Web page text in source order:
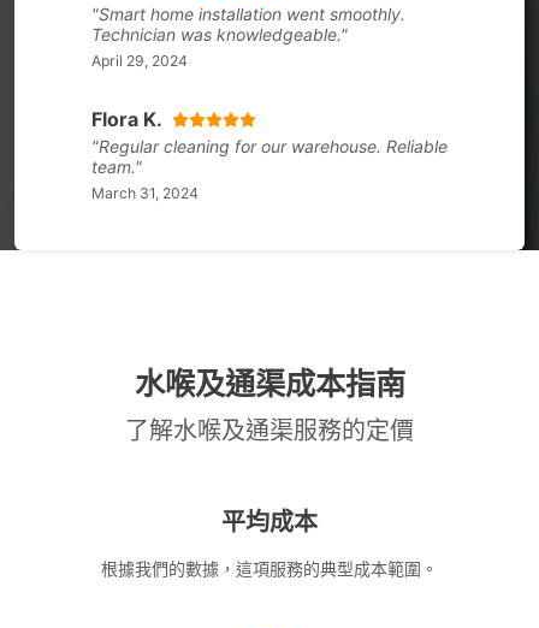
"Smart home installation went smoothly.
Technician was knowledgeable."
April 29, 2024
Flora K.
"Regular cleaning for our warehouse. Reliable
team."
March 31, 2024
水喉及通渠成本指南
了解水喉及通渠服務的定價
平均成本
根據我們的數據，這項服務的典型成本範圍。